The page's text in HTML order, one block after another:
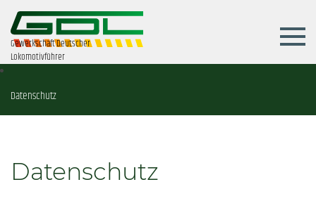
Gewerkschaft Deutscher
Lokomotivführer
Datenschutz
Datenschutz